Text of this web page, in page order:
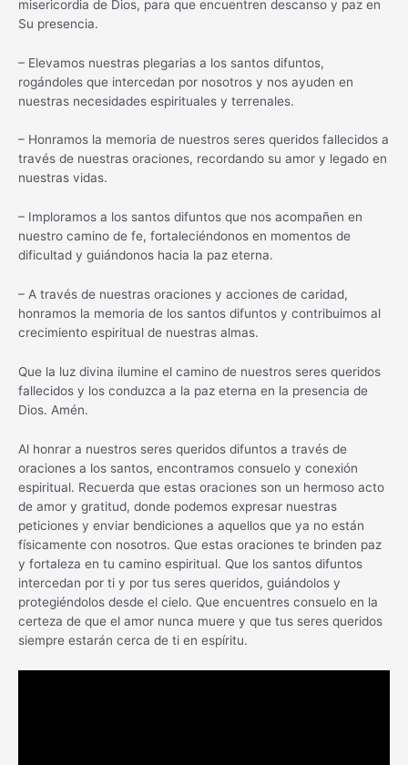
misericordia de Dios, para que encuentren descanso y paz en
Su presencia.
– Elevamos nuestras plegarias a los santos difuntos,
rogándoles que intercedan por nosotros y nos ayuden en
nuestras necesidades espirituales y terrenales.
– Honramos la memoria de nuestros seres queridos fallecidos a
través de nuestras oraciones, recordando su amor y legado en
nuestras vidas.
– Imploramos a los santos difuntos que nos acompañen en
nuestro camino de fe, fortaleciéndonos en momentos de
dificultad y guiándonos hacia la paz eterna.
– A través de nuestras oraciones y acciones de caridad,
honramos la memoria de los santos difuntos y contribuimos al
crecimiento espiritual de nuestras almas.
Que la luz divina ilumine el camino de nuestros seres queridos
fallecidos y los conduzca a la paz eterna en la presencia de
Dios. Amén.
Al honrar a nuestros seres queridos difuntos a través de
oraciones a los santos, encontramos consuelo y conexión
espiritual. Recuerda que estas oraciones son un hermoso acto
de amor y gratitud, donde podemos expresar nuestras
peticiones y enviar bendiciones a aquellos que ya no están
físicamente con nosotros. Que estas oraciones te brinden paz
y fortaleza en tu camino espiritual. Que los santos difuntos
intercedan por ti y por tus seres queridos, guiándolos y
protegiéndolos desde el cielo. Que encuentres consuelo en la
certeza de que el amor nunca muere y que tus seres queridos
siempre estarán cerca de ti en espíritu.